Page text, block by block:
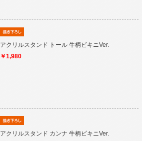
アクリルスタンド トール 牛柄ビキニVer.
￥1,980
アクリルスタンド カンナ 牛柄ビキニVer.